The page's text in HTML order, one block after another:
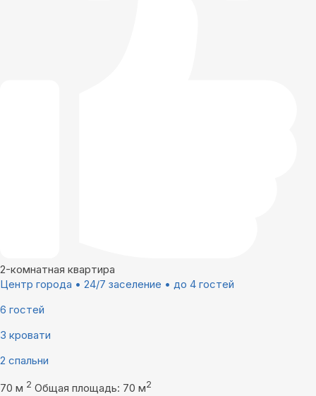
2-комнатная квартира
Центр города • 24/7 заселение • до 4 гостей
6 гостей
3 кровати
2 спальни
70 м 2 Общая площадь: 70 м2